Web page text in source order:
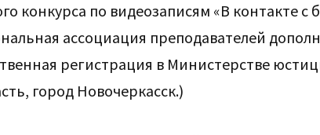
конкурса по видеозаписям «В контакте
ассоциация преподавателей
регистрация в Министерстве
город Новочеркасск.)